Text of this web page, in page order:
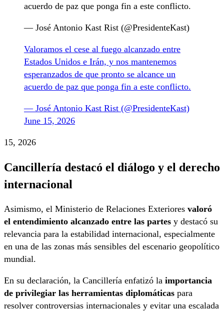
acuerdo de paz que ponga fin a este conflicto.
— José Antonio Kast Rist (@PresidenteKast)
Valoramos el cese al fuego alcanzado entre
Estados Unidos e Irán, y nos mantenemos
esperanzados de que pronto se alcance un
acuerdo de paz que ponga fin a este conflicto.
— José Antonio Kast Rist (@PresidenteKast)
June 15, 2026
15, 2026
Cancillería destacó el diálogo y el derecho
internacional
Asimismo, el Ministerio de Relaciones Exteriores valoró
el entendimiento alcanzado entre las partes y destacó su
relevancia para la estabilidad internacional, especialmente
en una de las zonas más sensibles del escenario geopolítico
mundial.
En su declaración, la Cancillería enfatizó la importancia
de privilegiar las herramientas diplomáticas para
resolver controversias internacionales y evitar una escalada